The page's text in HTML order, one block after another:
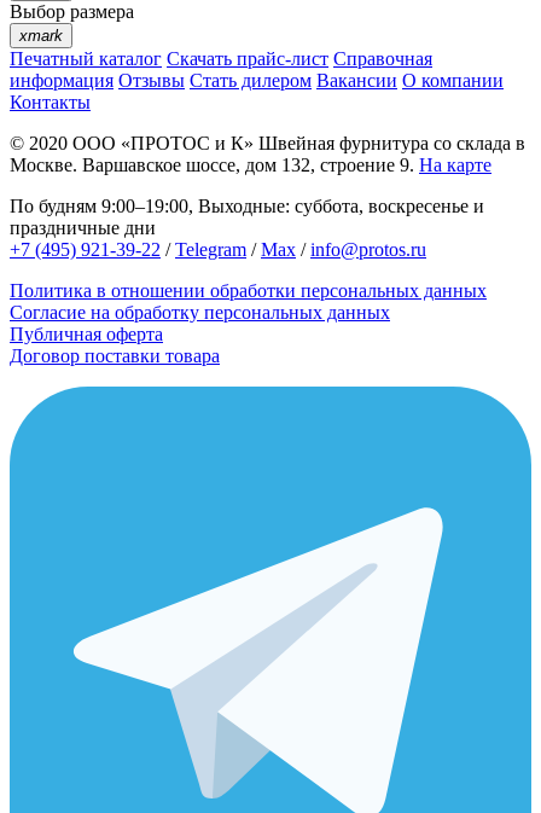
Выбор размера
xmark
Печатный каталог Скачать прайс-лист Справочная
информация Отзывы Стать дилером Вакансии О компании
Контакты
© 2020 ООО «ПРОТОС и К» Швейная фурнитура со склада в
Москве. Варшавское шоссе, дом 132, строение 9. На карте
По будням 9:00–19:00, Выходные: суббота, воскресенье и
праздничные дни
+7 (495) 921-39-22 /Telegram /Max /info@protos.ru
Политика в отношении обработки персональных данных
Согласие на обработку персональных данных
Публичная оферта
Договор поставки товара